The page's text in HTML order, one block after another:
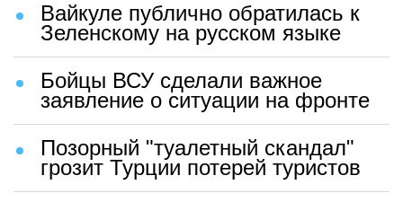
Вайкуле публично обратилась к
Зеленскому на русском языке
Бойцы ВСУ сделали важное
заявление о ситуации на фронте
Позорный "туалетный скандал"
грозит Турции потерей туристов